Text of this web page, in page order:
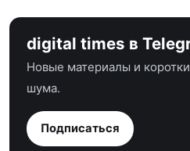
digital times в
Новые материалы и
шума.
Подписаться